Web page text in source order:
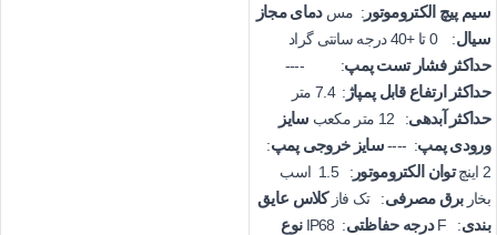
سیم پیچ الکتروموتور : مسدمای مجاز
سیال: 0 تا +40 درجه سانتی گراد
حداکثر فشار تست پمپ: ----
حداکثر ارتفاع قابل پمپاژ : 7.4 متر
حداکثر آبدهی: 12 متر مکعب
سایز
ورودی پمپ: ----سایز خروجی پمپ:
2 اینچ
توان الکتروموتور
: 1.5 اسب
بخاربرق مصرفی: تک فازکلاس عایق
بندی: F درجه حفاظتی: IP68
نوع